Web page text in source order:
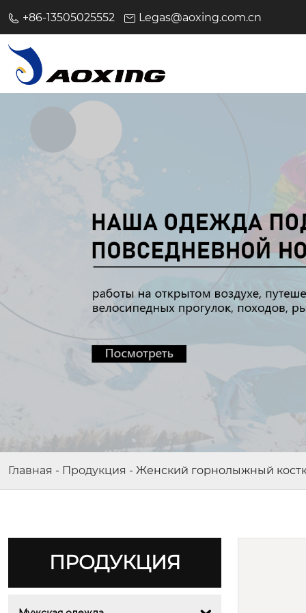
+86-13505025552 Legas@aoxing.com.cn
Главная - Продукция - Женский горнолыжный
ПРОДУКЦИЯ